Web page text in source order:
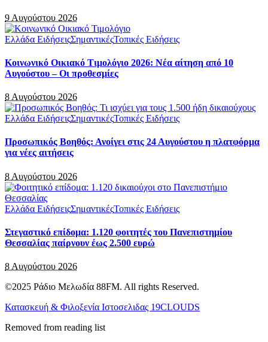
9 Αυγούστου 2026
Ελλάδα ΕιδήσειςΣημαντικέςΤοπικές Ειδήσεις
Κοινωνικό Οικιακό Τιμολόγιο 2026: Νέα αίτηση από 10
Αυγούστου – Οι προθεσμίες
8 Αυγούστου 2026
Ελλάδα ΕιδήσειςΣημαντικέςΤοπικές Ειδήσεις
Προσωπικός Βοηθός: Ανοίγει στις 24 Αυγούστου η πλατφόρμα
για νέες αιτήσεις
8 Αυγούστου 2026
Ελλάδα ΕιδήσειςΣημαντικέςΤοπικές Ειδήσεις
Στεγαστικό επίδομα: 1.120 φοιτητές του Πανεπιστημίου
Θεσσαλίας παίρνουν έως 2.500 ευρώ
8 Αυγούστου 2026
©2025 Ράδιο Μελωδία 88FM. All rights Reserved.
Κατασκευή & Φιλοξενία Ιστοσελιδας 19CLOUDS
Removed from reading list